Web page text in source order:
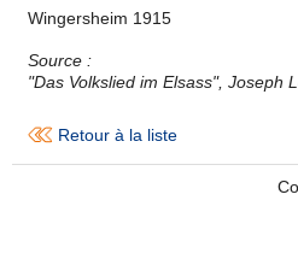
Wingersheim 1915
Source :
"Das Volkslied im Elsass", Joseph
Retour à la liste